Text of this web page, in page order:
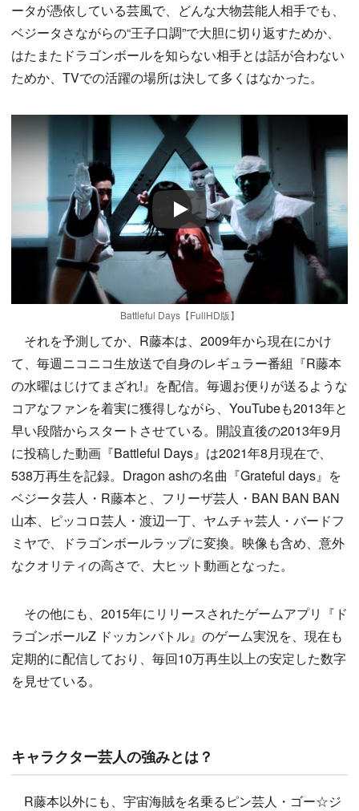
ータが憑依している芸風で、どんな大物芸能人相手でも、
ベジータさながらの“王子口調”で大胆に切り返すためか、
はたまたドラゴンボールを知らない相手とは話が合わない
ためか、TVでの活躍の場所は決して多くはなかった。
Play
Battleful Days【FullHD版】
それを予測してか、R藤本は、2009年から現在にかけ
て、毎週ニコニコ生放送で自身のレギュラー番組『R藤本
の水曜はじけてまざれ!』を配信。毎週お便りが送るような
コアなファンを着実に獲得しながら、YouTubeも2013年と
早い段階からスタートさせている。開設直後の2013年9月
に投稿した動画『Battleful Days』は2021年8月現在で、
538万再生を記録。Dragon ashの名曲『Grateful days』を
ベジータ芸人・R藤本と、フリーザ芸人・BAN BAN BAN
山本、ピッコロ芸人・渡辺一丁、ヤムチャ芸人・バードフ
ミヤで、ドラゴンボールラップに変換。映像も含め、意外
なクオリティの高さで、大ヒット動画となった。
その他にも、2015年にリリースされたゲームアプリ『ド
ラゴンボールZ ドッカンバトル』のゲーム実況を、現在も
定期的に配信しており、毎回10万再生以上の安定した数字
を見せている。
キャラクター芸人の強みとは？
R藤本以外にも、宇宙海賊を名乗るピン芸人・ゴー☆ジ